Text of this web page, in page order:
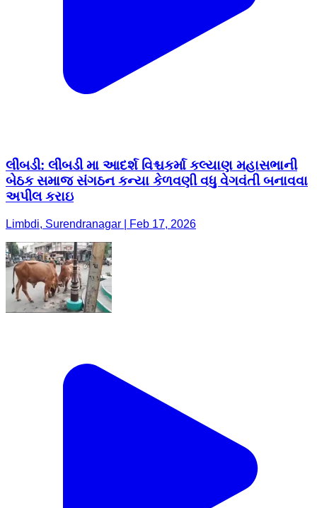
લીંબડી: લીંબડી મા આદર્શ વિશ્ચકર્મા કલ્યાણ મહાસભાની
બેઠક સમાજ સંગઠન કન્યા કેળવણી વધુ વેગવંતી બનાવવા
અપીલ કરાઇ
Limbdi, Surendranagar | Feb 17, 2026